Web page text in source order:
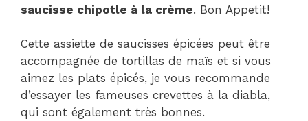
saucisse chipotle à la crème. Bon Appetit!
Cette assiette de saucisses épicées peut être
accompagnée de tortillas de maïs et si vous
aimez les plats épicés, je vous recommande
d’essayer les fameuses crevettes à la diabla,
qui sont également très bonnes.